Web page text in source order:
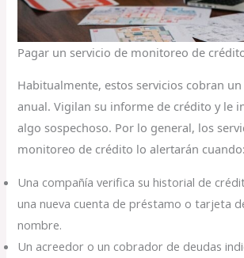
Pagar un servicio de monitoreo de
Habitualmente, estos servicios cobran
anual. Vigilan su informe de crédito y le
algo sospechoso. Por lo general, los
monitoreo de crédito lo alertarán cuando:
Una compañía verifica su historial de
una nueva cuenta de préstamo o tarjeta
nombre.
Un acreedor o un cobrador de deudas